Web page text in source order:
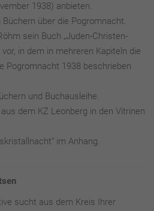
1938) anbieten.
über die Pogromnacht.
sein Buch „Juden-Christen-
in dem in mehreren Kapiteln die
Pogromnacht 1938 beschrieben
und Buchausleihe.
dem KZ Leonberg in den Vitrinen
im Anhang.
sucht aus dem Kreis Ihrer